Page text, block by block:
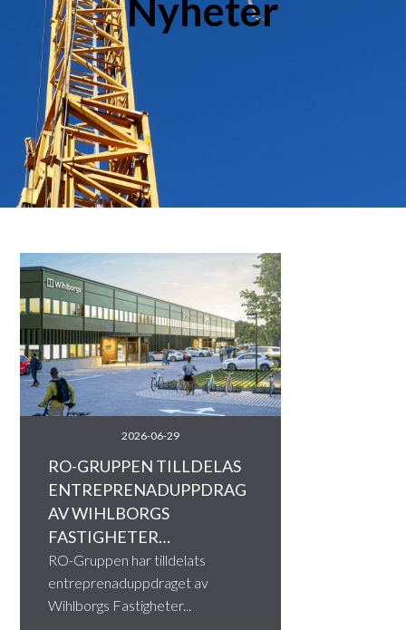
Nyheter
2026-06-29
RO-GRUPPEN TILLDELAS
ENTREPRENADUPPDRAG
AV WIHLBORGS
FASTIGHETER…
RO-Gruppen har tilldelats
entreprenaduppdraget av
Wihlborgs Fastigheter...